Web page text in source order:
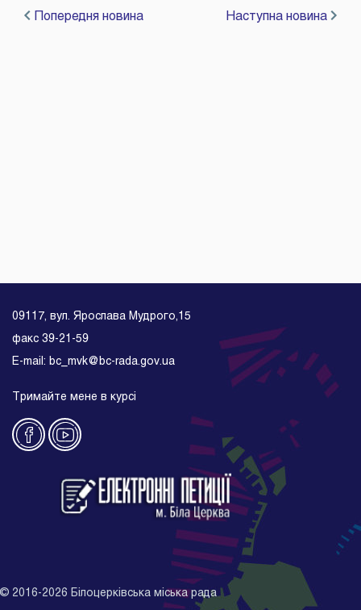
Попередня новина Наступна новина
09117, вул. Ярослава Мудрого,15
факс 39-21-59
E-mail: bc_mvk@bc-rada.gov.ua
Тримайте мене в курсі
© 2016-2026 Білоцерківська міська рада